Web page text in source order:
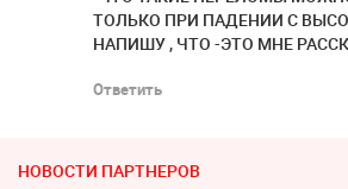
ТОЛЬКО ПРИ ПАДЕНИИ С
НАПИШУ , ЧТО -ЭТО МНЕ
Ответить
НОВОСТИ ПАРТНЕРОВ